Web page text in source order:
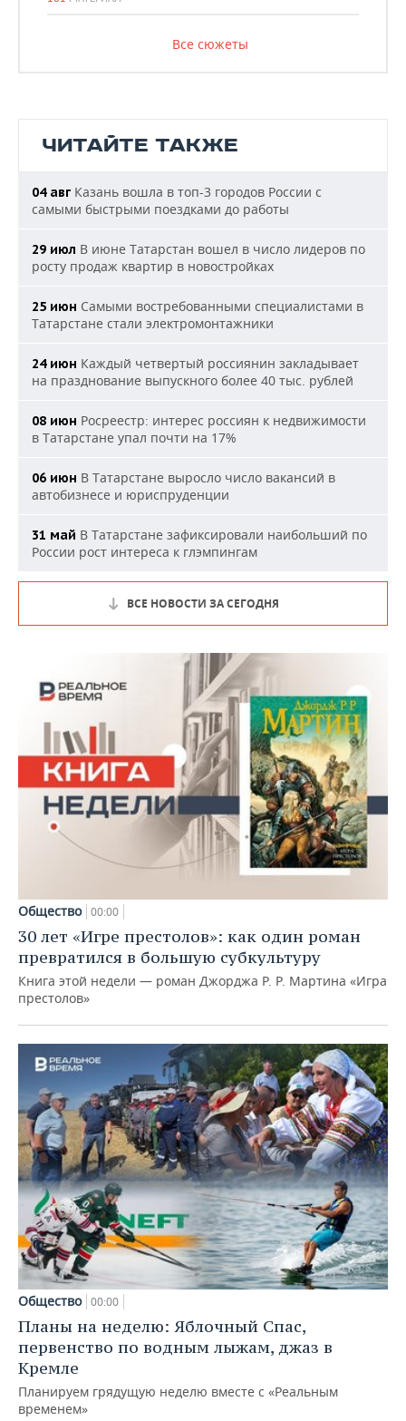
Все сюжеты
ЧИТАЙТЕ ТАКЖЕ
04 авг Казань вошла в топ-3 городов России с
самыми быстрыми поездками до работы
29 июл В июне Татарстан вошел в число лидеров по
росту продаж квартир в новостройках
25 июн Самыми востребованными специалистами в
Татарстане стали электромонтажники
24 июн Каждый четвертый россиянин закладывает
на празднование выпускного более 40 тыс. рублей
08 июн Росреестр: интерес россиян к недвижимости
в Татарстане упал почти на 17%
06 июн В Татарстане выросло число вакансий в
автобизнесе и юриспруденции
31 май В Татарстане зафиксировали наибольший по
России рост интереса к глэмпингам
ВСЕ НОВОСТИ ЗА СЕГОДНЯ
Общество 00:00
30 лет «Игре престолов»: как один роман
превратился в большую субкультуру
Книга этой недели — роман Джорджа Р. Р. Мартина «Игра
престолов»
Общество 00:00
Планы на неделю: Яблочный Спас,
первенство по водным лыжам, джаз в
Кремле
Планируем грядущую неделю вместе с «Реальным
временем»